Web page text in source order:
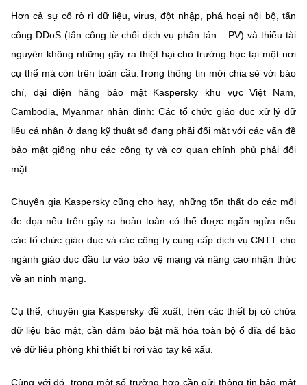
Hơn cả sự cố rò rỉ dữ liệu, virus, đột nhập, phá hoại nội bộ, tấn
công DDoS (tấn công từ chối dịch vụ phân tán – PV) và thiếu tài
nguyên không những gây ra thiệt hại cho trường học tại một nơi
cụ thể mà còn trên toàn cầu.Trong thông tin mới chia sẻ với báo
chí, đại diện hãng bảo mật Kaspersky khu vực Việt Nam,
Cambodia, Myanmar nhận định: Các tổ chức giáo dục xử lý dữ
liệu cá nhân ở dạng kỹ thuật số đang phải đối mặt với các vấn đề
bảo mật giống như các công ty và cơ quan chính phủ phải đối
mặt.
Chuyên gia Kaspersky cũng cho hay, những tổn thất do các mối
đe dọa nêu trên gây ra hoàn toàn có thể được ngăn ngừa nếu
các tổ chức giáo dục và các công ty cung cấp dịch vụ CNTT cho
ngành giáo dục đầu tư vào bảo vệ mạng và nâng cao nhận thức
về an ninh mạng.
Cụ thể, chuyên gia Kaspersky đề xuất, trên các thiết bị có chứa
dữ liệu bảo mật, cần đảm bảo bật mã hóa toàn bộ ổ đĩa để bảo
vệ dữ liệu phòng khi thiết bị rơi vào tay kẻ xấu.
Cùng với đó, trong một số trường hợp cần gửi thông tin bảo mật